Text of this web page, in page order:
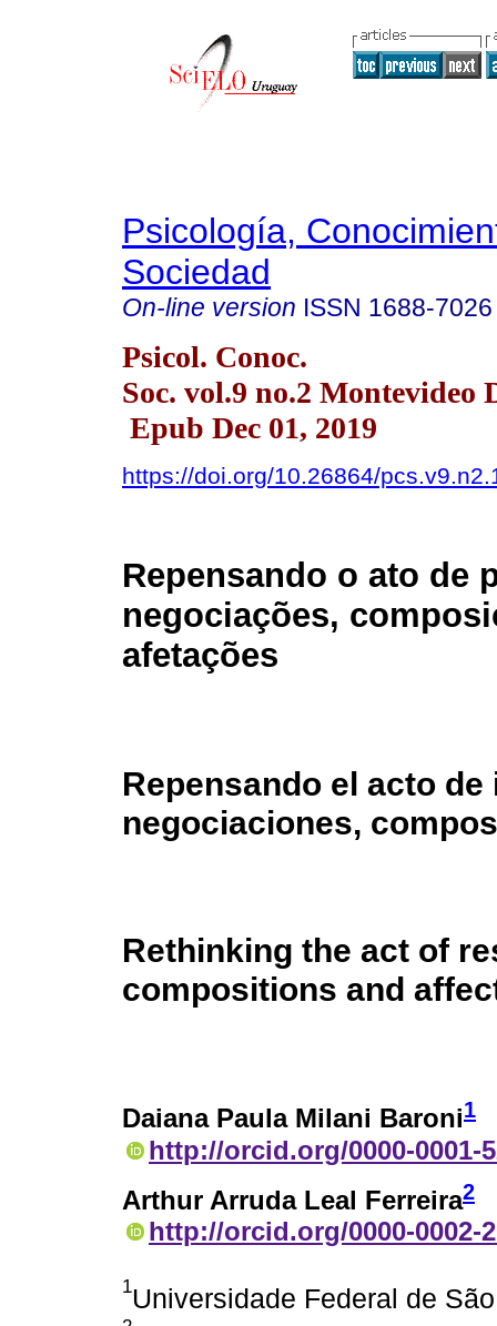
Psicología,
Sociedad
On-line version ISSN 1688-7026
Psicol. Conoc.
Soc. vol.9 no.2 Montevideo
Epub Dec 01, 2019
https://doi.org/10.26864/
Repensando o ato de
negociações,
afetações
Repensando el acto
negociaciones,
Rethinking the act of
compositions and
Daiana Paula Milani Baroni1
http://orcid.org/0000-0001-
Arthur Arruda Leal Ferreira2
http://orcid.org/0000-0002-
1Universidade Federal de